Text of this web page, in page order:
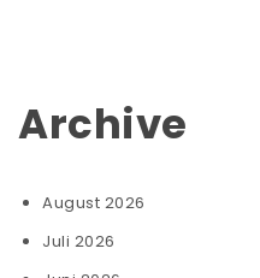
Archive
August 2026
Juli 2026